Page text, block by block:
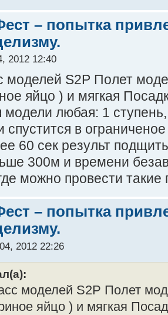
– попытка
2012 12:40
моделей S2Р Полет
яйцо ) и мягкая
модели любая: 1
в
60 сек результ
300м и времени
можно провести такие
– попытка
2012 22:26
моделей S2Р Полет
яйцо ) и мягкая